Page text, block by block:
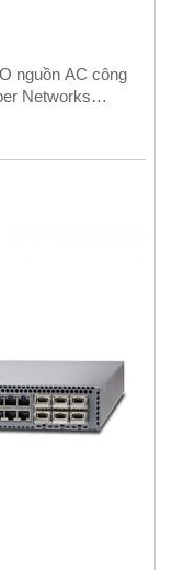
nguồn AC công
Networks